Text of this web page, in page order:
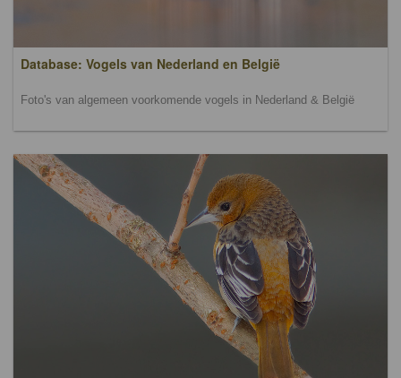
Database: Vogels van Nederland en België
Foto's van algemeen voorkomende vogels in Nederland & België